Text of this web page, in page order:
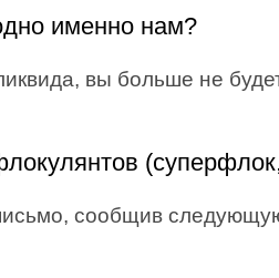
именно нам?
вы больше не
сообщив